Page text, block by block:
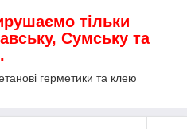
тільки
Сумську та
герметики та клею